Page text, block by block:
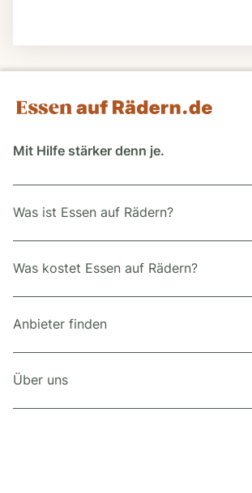
Mit Hilfe stärker denn je.
Was ist Essen auf Rädern?
Was kostet Essen auf Rädern?
Anbieter finden
Über uns